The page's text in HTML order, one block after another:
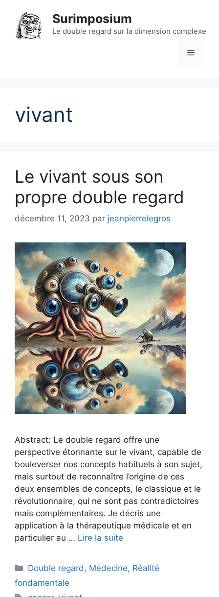
contenu
Surimposium
Le double regard sur la dimension complexe
Menu
vivant
Le vivant sous son
propre double regard
décembre 11, 2023 par jeanpierrelegros
Abstract: Le double regard offre une
perspective étonnante sur le vivant, capable de
bouleverser nos concepts habituels à son sujet,
mais surtout de reconnaître l’origine de ces
deux ensembles de concepts, le classique et le
révolutionnaire, qui ne sont pas contradictoires
mais complémentaires. Je décris une
application à la thérapeutique médicale et en
particulier au … Lire la suite
Catégories
Double regard, Médecine, Réalité
fondamentale